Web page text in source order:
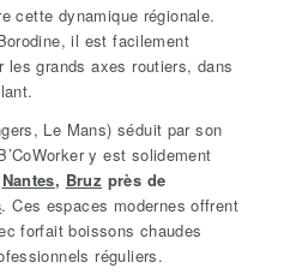
cette dynamique régionale.
il est facilement
grands axes routiers, dans
Le Mans) séduit par son
y est solidement
Nantes, Bruz près de
. Ces espaces modernes offrent
forfait boissons chaudes
réguliers.